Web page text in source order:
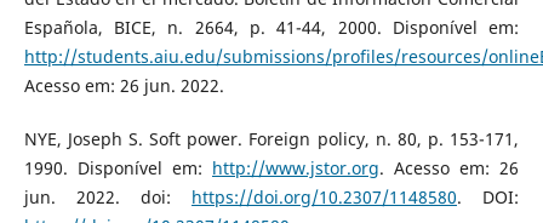
Española, BICE, n. 2664, p. 41-44, 2000. Disponível em:
http://students.aiu.edu/submissions/profiles/resources/
Acesso em: 26 jun. 2022.
NYE, Joseph S. Soft power. Foreign policy, n. 80, p. 153-171,
1990. Disponível em: http://www.jstor.org. Acesso em: 26
jun. 2022. doi: https://doi.org/10.2307/1148580. DOI: